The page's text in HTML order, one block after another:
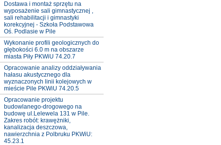
Dostawa i montaż sprzętu na
wyposażenie sali gimnastycznej ,
sali rehabilitacji i gimnastyki
korekcyjnej - Szkoła Podstawowa
Oś. Podlasie w Pile
Wykonanie profili geologicznych do
głębokości 6.0 m na obszarze
miasta Piły PKWiU 74.20.7
Opracowanie analizy oddziaływania
hałasu akustycznego dla
wyznaczonych linii kolejowych w
mieście Pile PKWiU 74.20.5
Opracowanie projektu
budowlanego-drogowego na
budowę ul.Lelewela 131 w Pile.
Zakres robót: krawężniki,
kanalizacja deszczowa,
nawierzchnia z Polbruku PKWiU:
45.23.1